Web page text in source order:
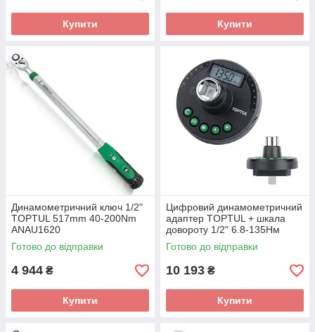
Купити Купити
Динамометричний ключ 1/2"
TOPTUL 517mm 40-200Nm
ANAU1620
Готово до відправки
4 944 ₴
Купити
Цифровий динамометричний
адаптер TOPTUL + шкала
довороту 1/2" 6.8-135Нм
DTA-135A4
Готово до відправки
10 193 ₴
Купити